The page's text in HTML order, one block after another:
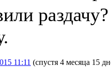
11:11 (спустя 4 месяца 15